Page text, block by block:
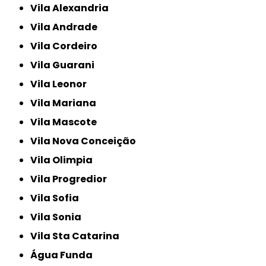
Vila Alexandria
Vila Andrade
Vila Cordeiro
Vila Guarani
Vila Leonor
Vila Mariana
Vila Mascote
Vila Nova Conceição
Vila Olimpia
Vila Progredior
Vila Sofia
Vila Sonia
Vila Sta Catarina
Água Funda